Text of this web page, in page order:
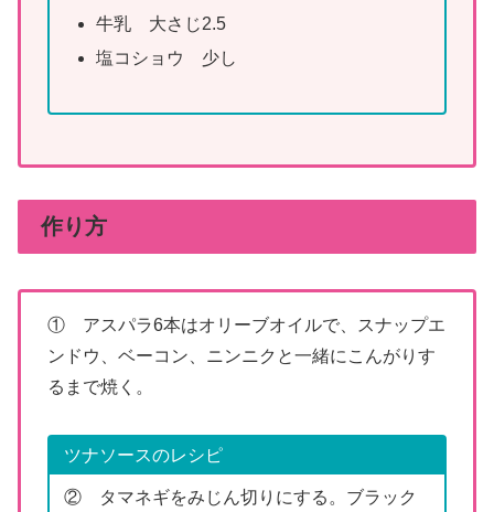
牛乳 大さじ2.5
塩コショウ 少し
作り方
① アスパラ6本はオリーブオイルで、スナップエ
ンドウ、ベーコン、ニンニクと一緒にこんがりす
るまで焼く。
ツナソースのレシピ
② タマネギをみじん切りにする。ブラック